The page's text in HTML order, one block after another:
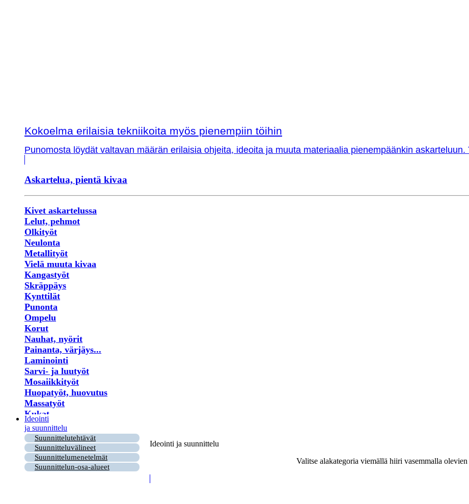
Kokoelma erilaisia tekniikoita myös pienempiin töihin
Punomosta löydät valtavan määrän erilaisia ohjeita, ideoita ja muuta materiaalia pienempäänkin
Askartelua, pientä kivaa
Kivet askartelussa
Lelut, pehmot
Olkityöt
Neulonta
Metallityöt
Vielä muuta kivaa
Kangastyöt
Skräppäys
Kynttilät
Punonta
Ompelu
Korut
Nauhat, nyörit
Painanta, värjäys...
Laminointi
Sarvi- ja luutyöt
Mosaiikkityöt
Huopatyöt, huovutus
Massatyöt
Kukat
Lastu- ja puutyöt
Virkkaus
Helmet
Puu- ja risutyöt
Paperi
Ideointi
ja suunnittelu
Suunnittelutehtävät
Suunnitteluvälineet
Suunnittelumenetelmät
Suunnittelun-osa-alueet
Ideointi ja suunnittelu
Valitse alakategoria viemällä hiiri vasemmalla